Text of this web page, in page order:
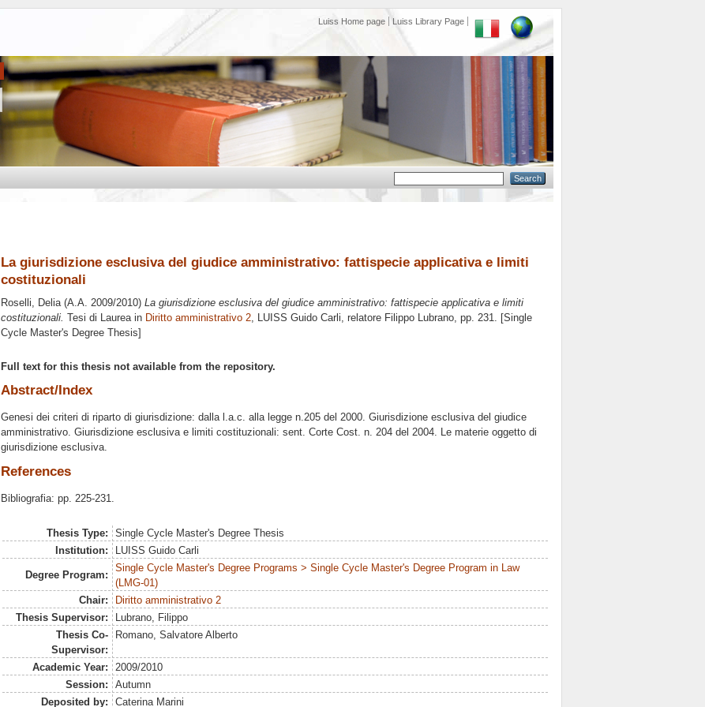
Luiss Home page Luiss Library Page
La giurisdizione esclusiva del giudice amministrativo: fattispecie applicativa e limiti
costituzionali
Roselli, Delia(A.A. 2009/2010) La giurisdizione esclusiva del giudice amministrativo: fattispecie applicativa e limiti
costituzionali. Tesi di Laurea in Diritto amministrativo 2, LUISS Guido Carli, relatore Filippo Lubrano, pp. 231. [Single
Cycle Master's Degree Thesis]
Full text for this thesis not available from the repository.
Abstract/Index
Genesi dei criteri di riparto di giurisdizione: dalla l.a.c. alla legge n.205 del 2000. Giurisdizione esclusiva del giudice
amministrativo. Giurisdizione esclusiva e limiti costituzionali: sent. Corte Cost. n. 204 del 2004. Le materie oggetto di
giurisdizione esclusiva.
References
Bibliografia: pp. 225-231.
Thesis Type:
Single Cycle Master's Degree Thesis
Institution:
LUISS Guido Carli
Degree Program:
Single Cycle Master's Degree Programs > Single Cycle Master's Degree Program in Law
(LMG-01)
Chair:
Diritto amministrativo 2
Thesis Supervisor:
Lubrano, Filippo
Thesis Co-
Supervisor:
Romano, Salvatore Alberto
Academic Year:
2009/2010
Session:
Autumn
Deposited by:
Caterina Marini